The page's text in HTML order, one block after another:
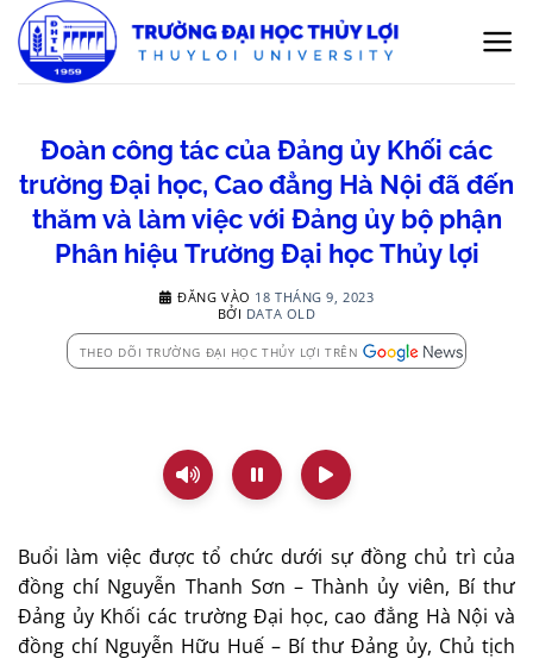
qua
nội
Đoàn công tác của Đảng ủy Khối các
trường Đại học, Cao đẳng Hà Nội đã đến
thăm và làm việc với Đảng ủy bộ phận
Phân hiệu Trường Đại học Thủy lợi
ĐĂNG VÀO 18 THÁNG 9, 2023
BỞI DATA OLD
THEO DÕI TRƯỜNG ĐẠI HỌC THỦY LỢI TRÊN
Buổi làm việc được tổ chức dưới sự đồng chủ trì của
đồng chí Nguyễn Thanh Sơn – Thành ủy viên, Bí thư
Đảng ủy Khối các trường Đại học, cao đẳng Hà Nội và
đồng chí Nguyễn Hữu Huế – Bí thư Đảng ủy, Chủ tịch